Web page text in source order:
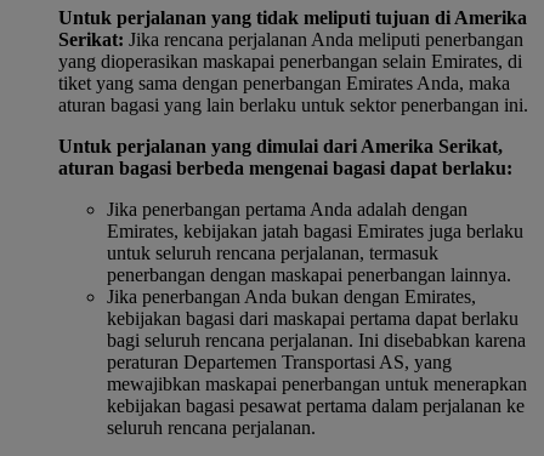
Untuk perjalanan yang tidak meliputi tujuan di Amerika
Serikat: Jika rencana perjalanan Anda meliputi penerbangan
yang dioperasikan maskapai penerbangan selain Emirates, di
tiket yang sama dengan penerbangan Emirates Anda, maka
aturan bagasi yang lain berlaku untuk sektor penerbangan ini.
Untuk perjalanan yang dimulai dari Amerika Serikat,
aturan bagasi berbeda mengenai bagasi dapat berlaku:
Jika penerbangan pertama Anda adalah dengan
Emirates, kebijakan jatah bagasi Emirates juga berlaku
untuk seluruh rencana perjalanan, termasuk
penerbangan dengan maskapai penerbangan lainnya.
Jika penerbangan Anda bukan dengan Emirates,
kebijakan bagasi dari maskapai pertama dapat berlaku
bagi seluruh rencana perjalanan. Ini disebabkan karena
peraturan Departemen Transportasi AS, yang
mewajibkan maskapai penerbangan untuk menerapkan
kebijakan bagasi pesawat pertama dalam perjalanan ke
seluruh rencana perjalanan.